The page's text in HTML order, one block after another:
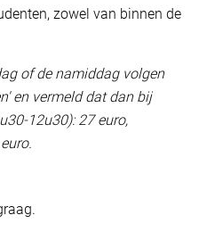
zowel van binnen de
of de namiddag volgen
en vermeld dat dan bij
12u30): 27 euro,